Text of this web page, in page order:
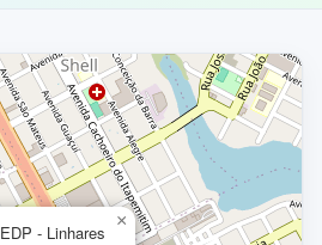
EDP - Linhares
×